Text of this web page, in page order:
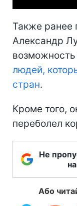
Также ранее
Александр
людей,
стран.
Кроме того,
переболел
Не
Або